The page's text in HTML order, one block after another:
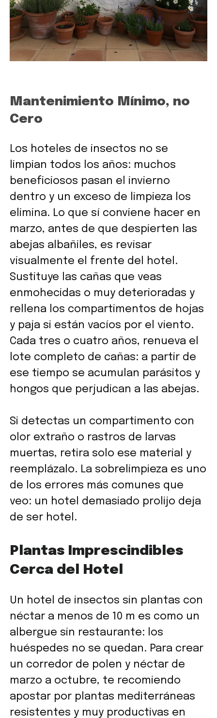
Mantenimiento Mínimo, no
Cero
Los hoteles de insectos no se
limpian todos los años: muchos
beneficiosos pasan el invierno
dentro y un exceso de limpieza los
elimina. Lo que sí conviene hacer en
marzo, antes de que despierten las
abejas albañiles, es revisar
visualmente el frente del hotel.
Sustituye las cañas que veas
enmohecidas o muy deterioradas y
rellena los compartimentos de hojas
y paja si están vacíos por el viento.
Cada tres o cuatro años, renueva el
lote completo de cañas: a partir de
ese tiempo se acumulan parásitos y
hongos que perjudican a las abejas.
Si detectas un compartimento con
olor extraño o rastros de larvas
muertas, retira solo ese material y
reemplázalo. La sobrelimpieza es uno
de los errores más comunes que
veo: un hotel demasiado prolijo deja
de ser hotel.
Plantas Imprescindibles
Cerca del Hotel
Un hotel de insectos sin plantas con
néctar a menos de 10 m es como un
albergue sin restaurante: los
huéspedes no se quedan. Para crear
un corredor de polen y néctar de
marzo a octubre, te recomiendo
apostar por plantas mediterráneas
resistentes y muy productivas en